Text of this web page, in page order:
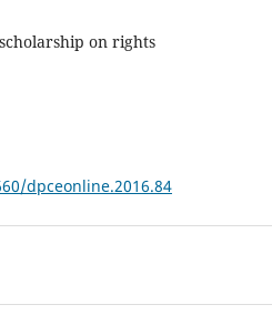
on rights
dpceonline.2016.84